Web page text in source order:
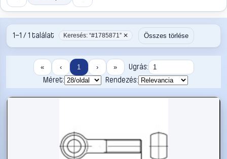
1–1 / 1 találat Keresés: “#1785871” ✕ Összes törlése
« ‹ 1 › »
Ugrás:
Méret:
Rendezés: